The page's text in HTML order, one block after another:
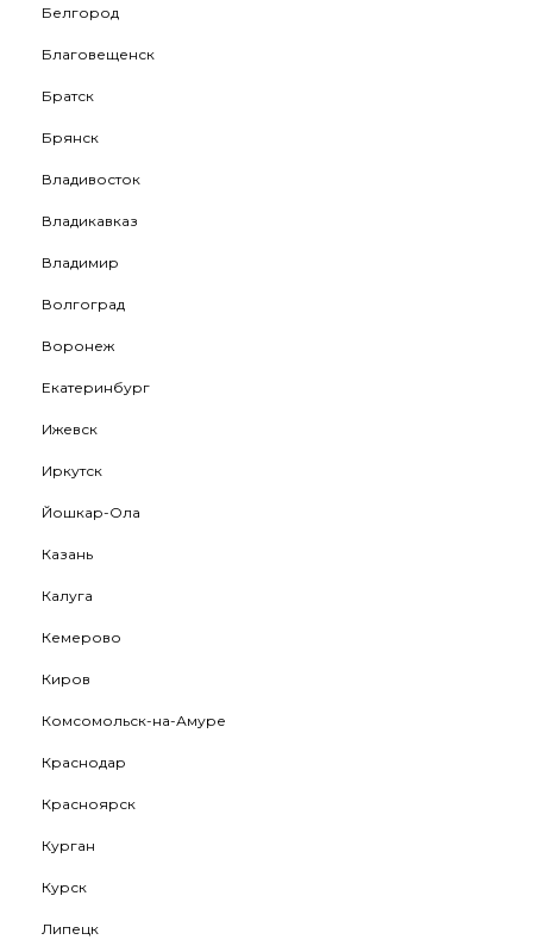
Белгород
Благовещенск
Братск
Брянск
Владивосток
Владикавказ
Владимир
Волгоград
Воронеж
Екатеринбург
Ижевск
Иркутск
Йошкар-Ола
Казань
Калуга
Кемерово
Киров
Комсомольск-на-Амуре
Краснодар
Красноярск
Курган
Курск
Липецк